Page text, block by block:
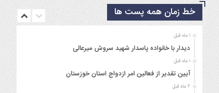
خط زمان همه پست ها
1 ماه قبل
دیدار با خانواده پاسدار شهید سروش میرعالی
1 ماه قبل
آیین تقدیر از فعالین امر ازدواج استان خوزستان
2 ماه قبل